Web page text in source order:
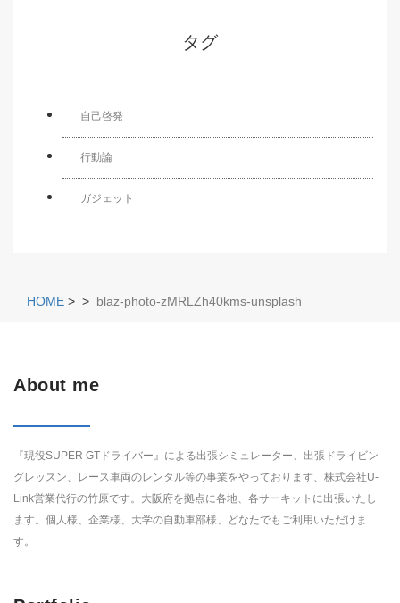
タグ
自己啓発
行動論
ガジェット
HOME > > blaz-photo-zMRLZh40kms-unsplash
About me
『現役SUPER GTドライバー』による出張シミュレーター、出張ドライビン
グレッスン、レース車両のレンタル等の事業をやっております、株式会社U-
Link営業代行の竹原です。大阪府を拠点に各地、各サーキットに出張いたし
ます。個人様、企業様、大学の自動車部様、どなたでもご利用いただけま
す。